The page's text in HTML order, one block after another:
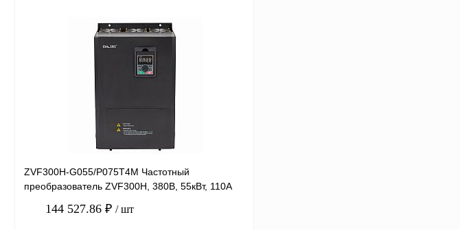
ZVF300H-G055/P075T4M Частотный
преобразователь ZVF300H, 380В, 55кВт, 110А
144 527.86 ₽ / шт